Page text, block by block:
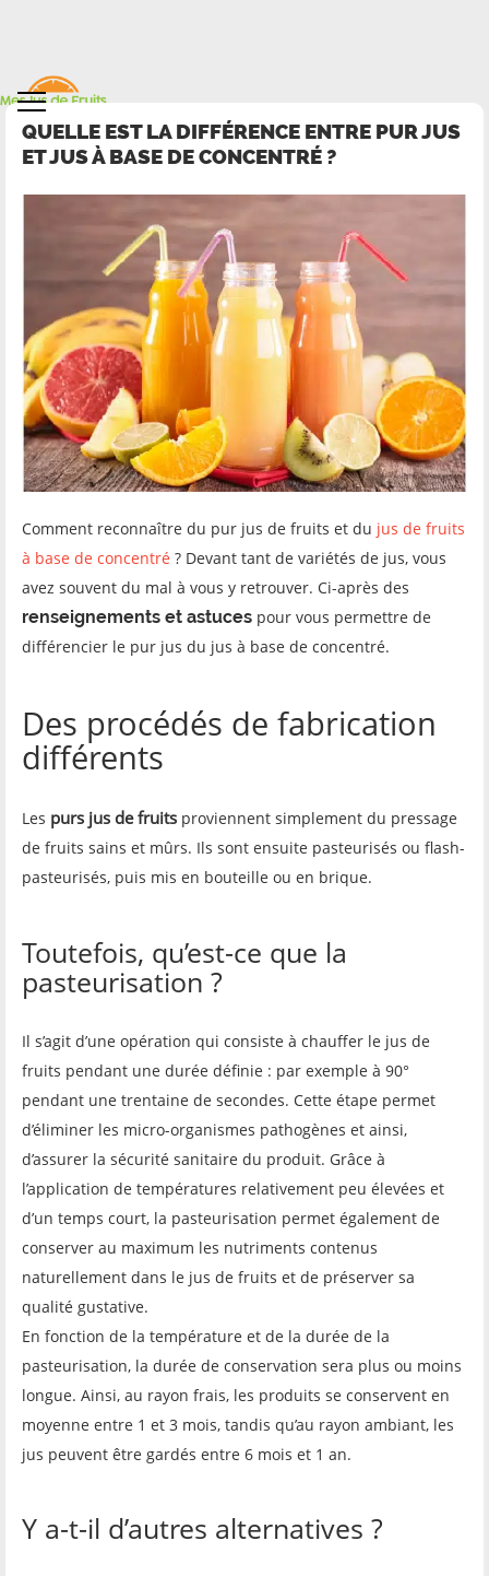
QUELLE EST LA DIFFÉRENCE ENTRE PUR JUS
ET JUS À BASE DE CONCENTRÉ ?
Comment reconnaître du pur jus de fruits et du jus de fruits
à base de concentré ? Devant tant de variétés de jus, vous
avez souvent du mal à vous y retrouver. Ci-après des
renseignements et astuces pour vous permettre de
différencier le pur jus du jus à base de concentré.
Des procédés de fabrication
différents
Les purs jus de fruits proviennent simplement du pressage
de fruits sains et mûrs. Ils sont ensuite pasteurisés ou flash-
pasteurisés, puis mis en bouteille ou en brique.
Toutefois, qu’est-ce que la
pasteurisation ?
Il s’agit d’une opération qui consiste à chauffer le jus de
fruits pendant une durée définie : par exemple à 90°
pendant une trentaine de secondes. Cette étape permet
d’éliminer les micro-organismes pathogènes et ainsi,
d’assurer la sécurité sanitaire du produit. Grâce à
l’application de températures relativement peu élevées et
d’un temps court, la pasteurisation permet également de
conserver au maximum les nutriments contenus
naturellement dans le jus de fruits et de préserver sa
qualité gustative.
En fonction de la température et de la durée de la
pasteurisation, la durée de conservation sera plus ou moins
longue. Ainsi, au rayon frais, les produits se conservent en
moyenne entre 1 et 3 mois, tandis qu’au rayon ambiant, les
jus peuvent être gardés entre 6 mois et 1 an.
Y a-t-il d’autres alternatives ?